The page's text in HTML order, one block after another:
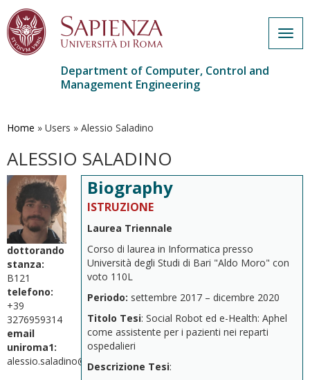
main
Department of Computer, Control and
Management Engineering
Home » Users » Alessio Saladino
ALESSIO SALADINO
dottorando
stanza:
B121
telefono:
+39
3276959314
email
uniroma1:
alessio.saladino@uniroma1.it
Biography
ISTRUZIONE
Laurea Triennale
Corso di laurea in Informatica presso
Università degli Studi di Bari "Aldo Moro" con
voto 110L
Periodo: settembre 2017 – dicembre 2020
Titolo Tesi: Social Robot ed e-Health: Aphel
come assistente per i pazienti nei reparti
ospedalieri
Descrizione Tesi: